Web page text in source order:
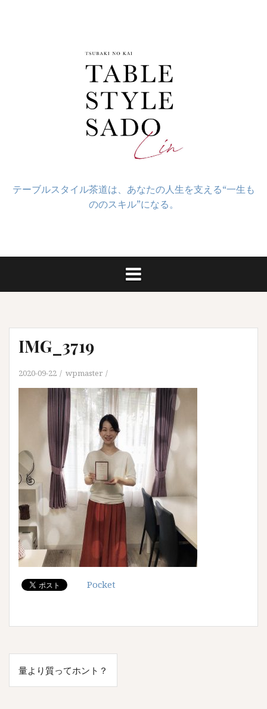
テーブルスタイル茶道は、あなたの人生を支える“一生も
ののスキル”になる。
IMG_3719
2020-09-22 wpmaster
Pocket
投
稿量より質ってホント？